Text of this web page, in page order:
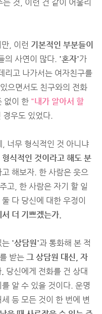
것, 이런 건 같이 어울리
, 이런 기본적인 부분들이
의 사연이 많다. '혼자'가
리고 나가서는 여자친구를
으면서도 친구와의 전화
없이 한 "내가 알아서 할
경우도 있었다.
너무 형식적인 것 아니냐
형식적인 것이라고 해도 분
해보자. 한 사람은 웃으
고, 한 사람은 자기 할 일
다 당신에 대한 우정이
더 기쁘겠는가.
는 '상담원'과 통화해 본 적
받는 그 상담원 대신, 자
당신에게 전화를 건 상대
알 수 있을 것이다. 운명
등 모든 것이 한 번에 변